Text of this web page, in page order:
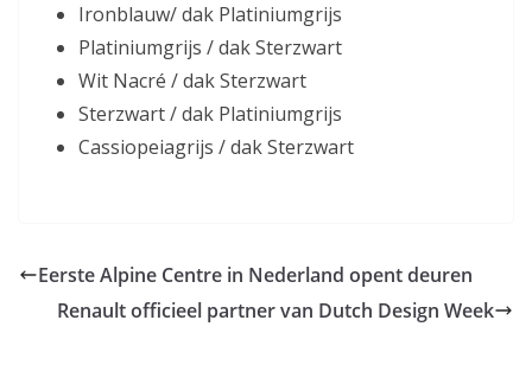
Ironblauw/ dak Platiniumgrijs
Platiniumgrijs / dak Sterzwart
Wit Nacré / dak Sterzwart
Sterzwart / dak Platiniumgrijs
Cassiopeiagrijs / dak Sterzwart
Eerste Alpine Centre in Nederland opent deuren
Renault officieel partner van Dutch Design Week